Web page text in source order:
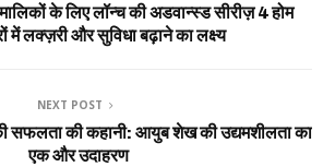
के लिए लॉन्च की अडवान्स्ड सीरीज़ 4 होम
में लक्ज़री और सुविधा बढ़ाने का लक्ष्य
NEXT POST
सफलता की कहानी: आयुब शेख की उद्यमशीलता का
एक और उदाहरण